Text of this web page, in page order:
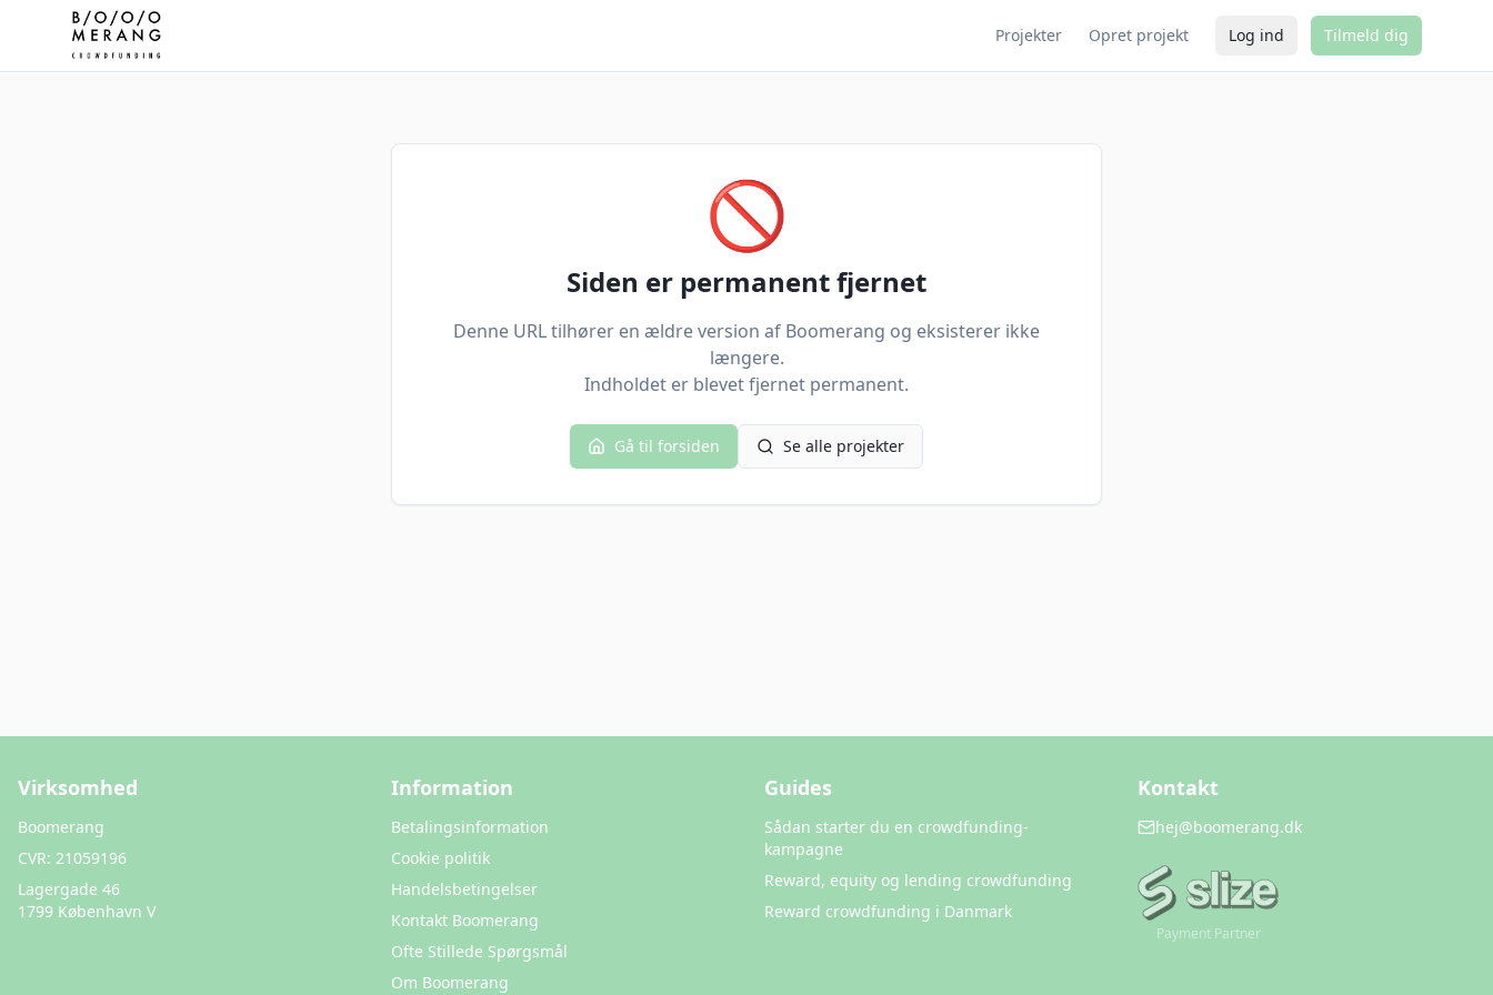
Projekter Opret projekt Log ind Tilmeld dig
🚫
Siden er permanent fjernet
Denne URL tilhører en ældre version af Boomerang og eksisterer ikke
længere.
Indholdet er blevet fjernet permanent.
Gå til forsiden Se alle projekter
Virksomhed
Boomerang
CVR: 21059196
Lagergade 46
1799 København V
Information
Betalingsinformation
Cookie politik
Handelsbetingelser
Kontakt Boomerang
Ofte Stillede Spørgsmål
Om Boomerang
Guides
Sådan starter du en crowdfunding-
kampagne
Reward, equity og lending crowdfunding
Reward crowdfunding i Danmark
Kontakt
hej@boomerang.dk
Payment Partner